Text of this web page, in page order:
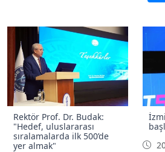
Rektör Prof. Dr. Budak:
"Hedef, uluslararası
sıralamalarda ilk 500’de
yer almak"